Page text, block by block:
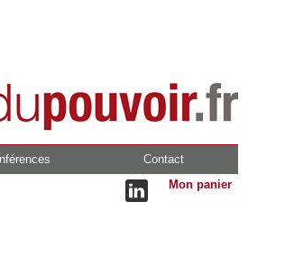
Contact
Mon panier